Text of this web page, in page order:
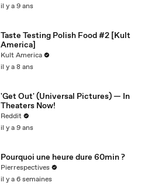
il y a 9 ans
Taste Testing Polish Food #2 [Kult
America]
Kult America
il y a 8 ans
'Get Out' (Universal Pictures) — In
Theaters Now!
Reddit
il y a 9 ans
Pourquoi une heure dure 60min ?
Pierrespectives
il y a 6 semaines